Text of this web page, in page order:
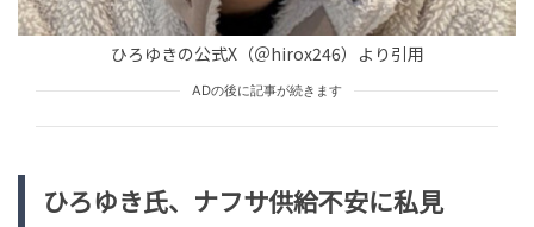
ひろゆきの公式X（＠hirox246）より引用
ADの後に記事が続きます
ひろゆき氏、ナフサ供給不安に私見